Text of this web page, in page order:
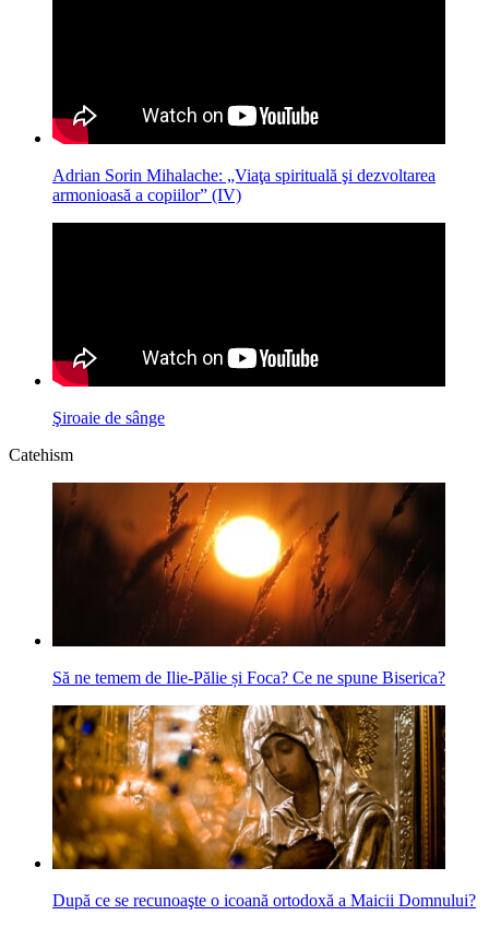
Adrian Sorin Mihalache: „Viaţa spirituală şi dezvoltarea
armonioasă a copiilor” (IV)
Şiroaie de sânge
Catehism
Să ne temem de Ilie-Pălie și Foca? Ce ne spune Biserica?
După ce se recunoaşte o icoană ortodoxă a Maicii Domnului?